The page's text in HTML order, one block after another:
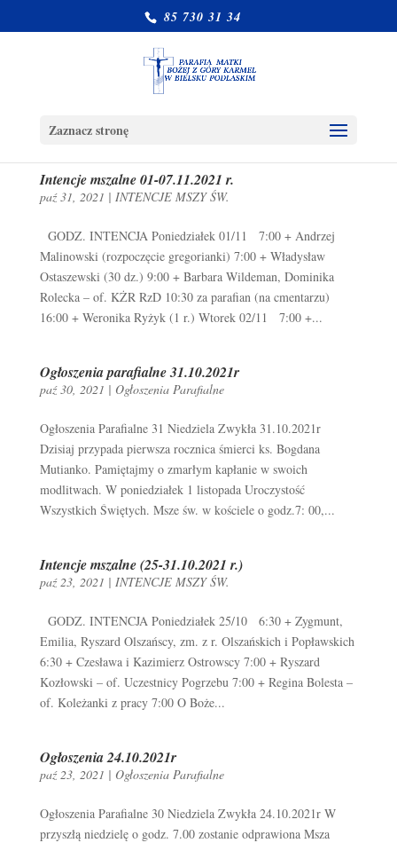
85 730 31 34
Zaznacz stronę
Intencje mszalne 01-07.11.2021 r.
paź 31, 2021 | INTENCJE MSZY ŚW.
GODZ. INTENCJA Poniedziałek 01/11 7:00 + Andrzej
Malinowski (rozpoczęcie gregorianki) 7:00 + Władysław
Ostaszewski (30 dz.) 9:00 + Barbara Wildeman, Dominika
Rolecka – of. KŻR RzD 10:30 za parafian (na cmentarzu)
16:00 + Weronika Ryżyk (1 r.) Wtorek 02/11 7:00 +...
Ogłoszenia parafialne 31.10.2021r
paź 30, 2021 | Ogłoszenia Parafialne
Ogłoszenia Parafialne 31 Niedziela Zwykła 31.10.2021r
Dzisiaj przypada pierwsza rocznica śmierci ks. Bogdana
Mutianko. Pamiętajmy o zmarłym kapłanie w swoich
modlitwach. W poniedziałek 1 listopada Uroczystość
Wszystkich Świętych. Msze św. w kościele o godz.7: 00,...
Intencje mszalne (25-31.10.2021 r.)
paź 23, 2021 | INTENCJE MSZY ŚW.
GODZ. INTENCJA Poniedziałek 25/10 6:30 + Zygmunt,
Emilia, Ryszard Olszańscy, zm. z r. Olszańskich i Popławskich
6:30 + Czesława i Kazimierz Ostrowscy 7:00 + Ryszard
Kozłowski – of. Uczestnicy Pogrzebu 7:00 + Regina Bolesta –
of. Koleżanki z pracy 7:00 O Boże...
Ogłoszenia 24.10.2021r
paź 23, 2021 | Ogłoszenia Parafialne
Ogłoszenia Parafialne 30 Niedziela Zwykła 24.10.2021r W
przyszłą niedzielę o godz. 7.00 zostanie odprawiona Msza